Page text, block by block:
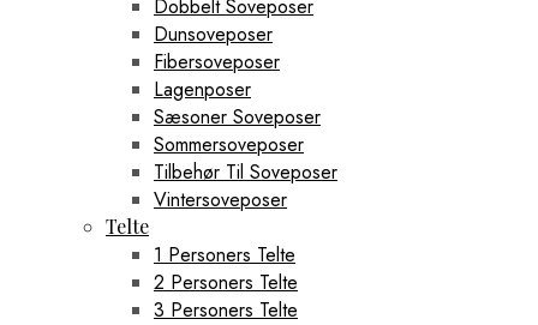
Dobbelt Soveposer
Dunsoveposer
Fibersoveposer
Lagenposer
Sæsoner Soveposer
Sommersoveposer
Tilbehør Til Soveposer
Vintersoveposer
Telte
1 Personers Telte
2 Personers Telte
3 Personers Telte